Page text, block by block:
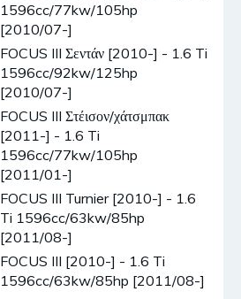
1596cc/77kw/105hp
[2010/07-]
FOCUS III Σεντάν [2010-] - 1.6 Ti
1596cc/92kw/125hp
[2010/07-]
FOCUS III Στέισον/χάτσμπακ
[2011-] - 1.6 Ti
1596cc/77kw/105hp
[2011/01-]
FOCUS III Turnier [2010-] - 1.6
Ti 1596cc/63kw/85hp
[2011/08-]
FOCUS III [2010-] - 1.6 Ti
1596cc/63kw/85hp [2011/08-]